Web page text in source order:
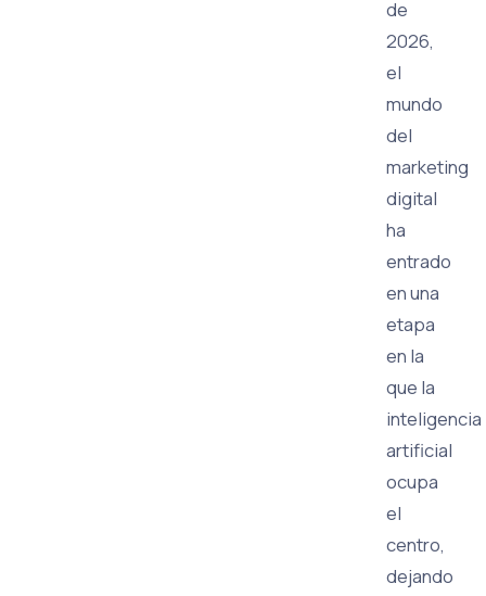
de
2026,
el
mundo
del
marketing
digital
ha
entrado
en una
etapa
en la
que la
inteligencia
artificial
ocupa
el
centro,
dejando